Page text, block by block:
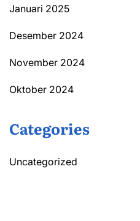
Januari 2025
Desember 2024
November 2024
Oktober 2024
Categories
Uncategorized